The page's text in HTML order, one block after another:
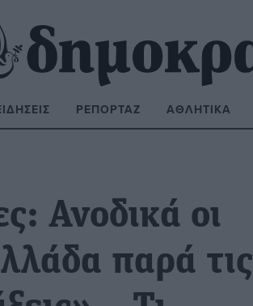
ΡΕΠΟΡΤΆΖ ΑΘΛΗΤΙΚΆ
Ανοδικά οι
παρά τις